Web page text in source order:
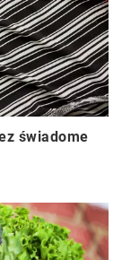
świadome